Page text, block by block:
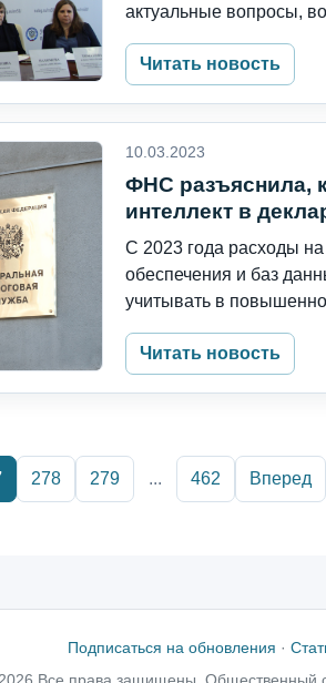
актуальные вопросы,
Читать новость
10.03.2023
ФНС разъяснила,
интеллект в
С 2023 года расходы
обеспечения и баз
учитывать в
Читать новость
278 279 ... 462 Вперед
Подписаться на обновления ·